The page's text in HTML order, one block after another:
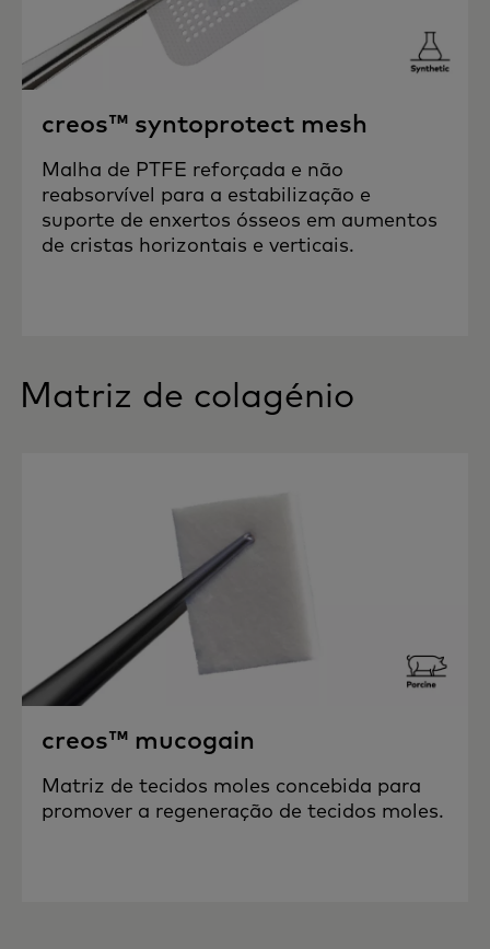
creos™ syntoprotect mesh
Malha de PTFE reforçada e não
reabsorvível para a estabilização e
suporte de enxertos ósseos em aumentos
de cristas horizontais e verticais.
Matriz de colagénio
creos™ mucogain
Matriz de tecidos moles concebida para
promover a regeneração de tecidos moles.